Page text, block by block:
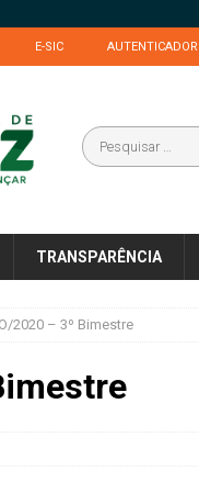
E-SIC AUTENTICADOR
TRANSPARÊNCIA
2020 – 3º Bimestre